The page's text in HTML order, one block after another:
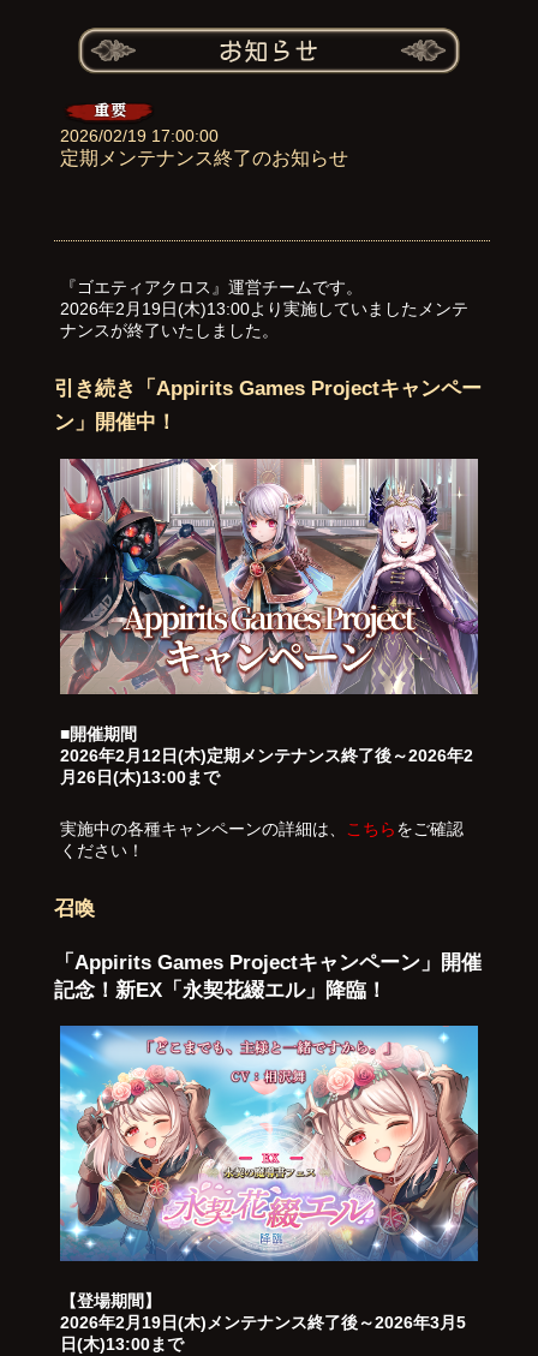
2026/02/19 17:00:00
定期メンテナンス終了のお知らせ
『ゴエティアクロス』運営チームです。
2026年2月19日(木)13:00より実施していましたメンテ
ナンスが終了いたしました。
引き続き「Appirits Games Projectキャンペー
ン」開催中！
■開催期間
2026年2月12日(木)定期メンテナンス終了後～2026年2
月26日(木)13:00まで
実施中の各種キャンペーンの詳細は、 こちらをご確認
ください！
召喚
「Appirits Games Projectキャンペーン」開催
記念！新EX「永契花綴エル」降臨！
【登場期間】
2026年2月19日(木)メンテナンス終了後～2026年3月5
日(木)13:00まで